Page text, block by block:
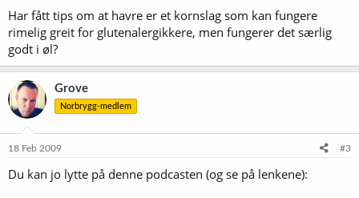
Har fått tips om at havre er et kornslag som kan fungere
rimelig greit for glutenalergikkere, men fungerer det særlig
godt i øl?
Grove
Norbrygg-medlem
18 Feb 2009 #3
Du kan jo lytte på denne podcasten (og se på lenkene):